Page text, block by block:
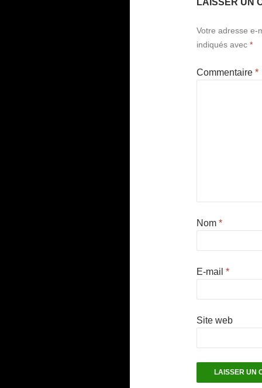
LAISSER UN
Votre adresse e-
indiqués avec *
Commentaire *
Nom *
E-mail *
Site web